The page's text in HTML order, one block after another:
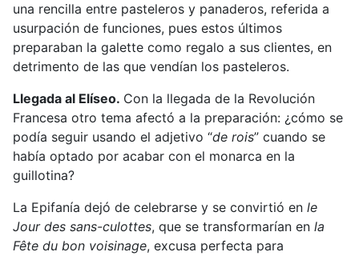
una rencilla entre pasteleros y panaderos, referida a
usurpación de funciones, pues estos últimos
preparaban la galette como regalo a sus clientes, en
detrimento de las que vendían los pasteleros.
Llegada al Elíseo. Con la llegada de la Revolución
Francesa otro tema afectó a la preparación: ¿cómo se
podía seguir usando el adjetivo “de rois” cuando se
había optado por acabar con el monarca en la
guillotina?
La Epifanía dejó de celebrarse y se convirtió en le
Jour des sans-culottes, que se transformarían en la
Fête du bon voisinage, excusa perfecta para